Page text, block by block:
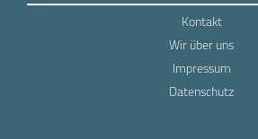
Kontakt
Wir über uns
Impressum
Datenschutz